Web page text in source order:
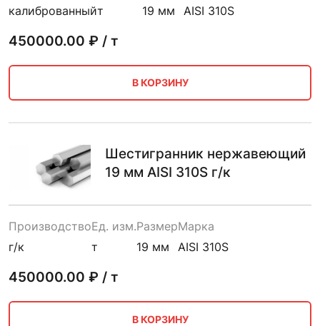
калиброванныйт
19 мм
AISI 310S
450000.00 ₽ / т
В КОРЗИНУ
Шестигранник нержавеющий
19 мм AISI 310S г/к
Производство
г/к
Ед. изм.
т
Размер
19 мм
Марка
AISI 310S
450000.00 ₽ / т
В КОРЗИНУ